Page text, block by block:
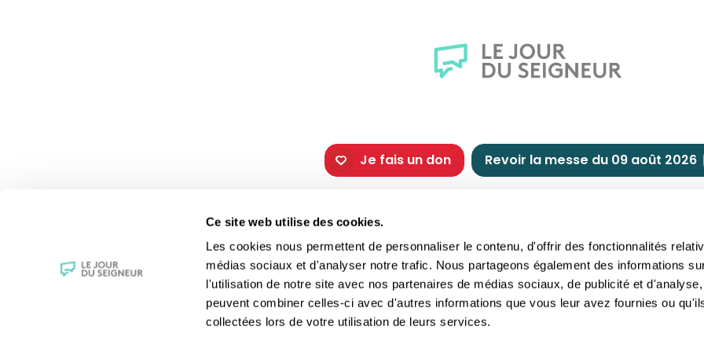
Ce site web utilise des cookies.
Les cookies nous permettent de personnaliser le contenu, d'offrir des fonctionnalités
médias sociaux et d'analyser notre trafic. Nous partageons également des informations
l'utilisation de notre site avec nos partenaires de médias sociaux, de publicité et
peuvent combiner celles-ci avec d'autres informations que vous leur avez fournies ou
collectées lors de votre utilisation de leurs services.
Je fais un don Revoir la messe du 09 août 2026
La messe
Magazine Le Jour du Seigneur
Les fêtes chrétiennes
Les saints du jour
La Bible
Les sacrements
Le patrimoine religieux
Comment nous
Faire un don
Réduction d’impôt
Philanthropie